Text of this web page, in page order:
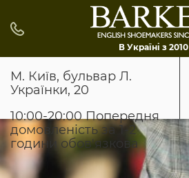
В Україні з 2010
М. Київ, бульвар Л.
Українки, 20
10:00-20:00 Попередня
домовленість за 1-2
години обов'язкова